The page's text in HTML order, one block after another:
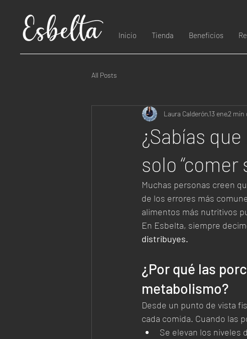
Inicio Tienda Beneficios
All Posts
¿Sabías
solo “comer
Laura Calderón13 ene2 min
Muchas personas creen
de los errores más
alimentos más nutritivos
En Esbelta, siempre
distribuyes.
¿Por qué las
metabolismo?
Desde un punto de vista
cada comida. Cuando las
Se elevan los niveles